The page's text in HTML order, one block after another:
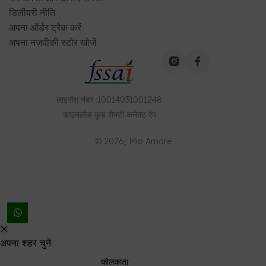
डिलीवरी नीति
अपना ऑर्डर ट्रैक करें
अपना नज़दीकी स्टोर खोजें
लाइसेंस नंबर :10014031001248
डाउनलोड फूड सेफ्टी कनेक्ट ऐप
© 2026 , Mio Amore
अपना शहर चुनें
कोलकाता